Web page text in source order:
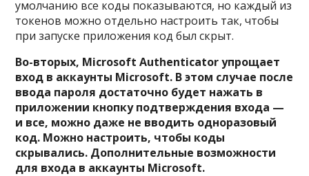
умолчанию все коды показываются, но каждый из
токенов можно отдельно настроить так, чтобы
при запуске приложения код был скрыт.
Во-вторых, Microsoft Authenticator упрощает
вход в аккаунты Microsoft. В этом случае после
ввода пароля достаточно будет нажать в
приложении кнопку подтверждения входа —
и все, можно даже не вводить одноразовый
код. Можно настроить, чтобы коды
скрывались. Дополнительные возможности
для входа в аккаунты Microsoft.